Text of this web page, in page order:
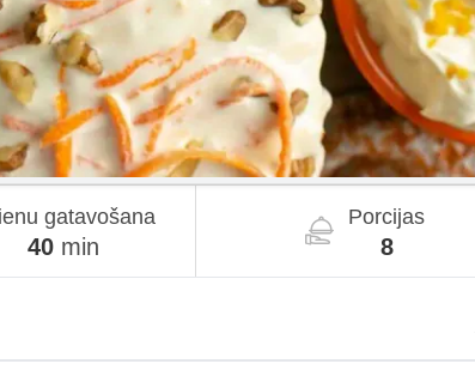
gatavošana
40min
Porcijas
8